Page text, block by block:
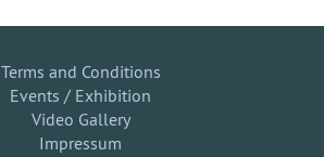
Terms and Conditions
Events / Exhibition
Video Gallery
Impressum